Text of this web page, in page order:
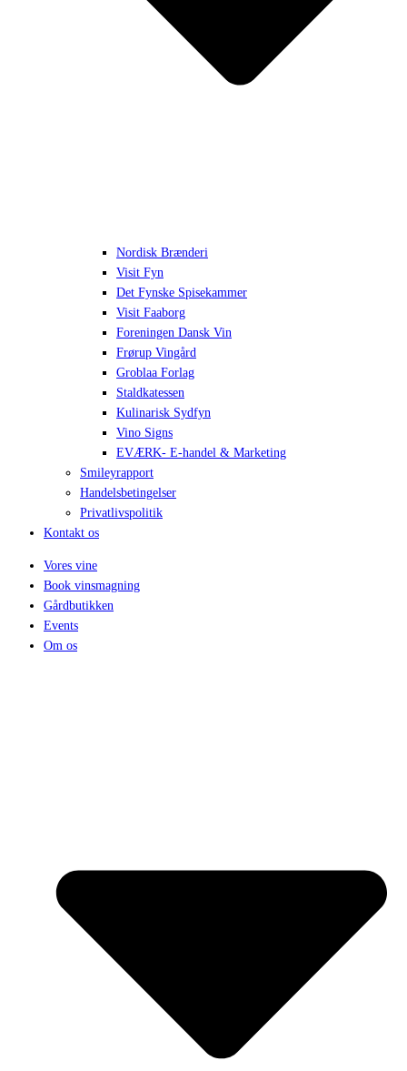
Nordisk Brænderi
Visit Fyn
Det Fynske Spisekammer
Visit Faaborg
Foreningen Dansk Vin
Frørup Vingård
Groblaa Forlag
Staldkatessen
Kulinarisk Sydfyn
Vino Signs
EVÆRK- E-handel & Marketing
Smileyrapport
Handelsbetingelser
Privatlivspolitik
Kontakt os
Vores vine
Book vinsmagning
Gårdbutikken
Events
Om os